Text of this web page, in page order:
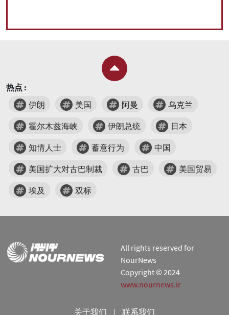
热点 :
伊朗
美国 阿曼 乌克兰
霍尔木兹海峡 伊朗总统 日本
知情人士 蓄意行为 中国
美国扩大对古巴制裁 古巴 美国贸易
埃及 双标
All rights reserved for
NourNews
Copyright © 2024
www.nournews.ir
关于我们 | 联系我们